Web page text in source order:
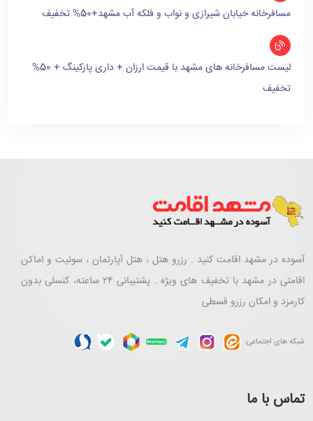
مسافرخانه خیابان شیرازی و نواب و فلکه آب مشهد+50% تخفیف
لیست مسافرخانه های مشهد با قیمت ارزان + داری پارکینگ + 50%
تخفیف
آسوده در مشهد اقامت کنید . رزرو هتل ، هتل آپارتمان ، سوئیت و اماکن
اقامتی در مشهد با تخفیف های ویژه . پشتیبانی ۲۴ ساعته، کنسلی بدون
کارمزد و امکان رزرو قسطی
شبکه های اجتماعی:
تماس با ما